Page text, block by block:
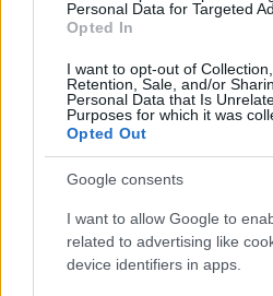
Personal Data for Targeted
Opted In
I want to opt-out of Collection,
Retention, Sale, and/or
Personal Data that Is
Purposes for which it was
Opted Out
Google consents
I want to allow Google to
related to advertising like
device identifiers in apps.
CinemaKlub